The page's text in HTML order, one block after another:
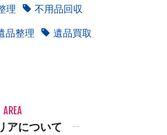
理
不用品回収
品整理 遺品買取
AREA
アについて